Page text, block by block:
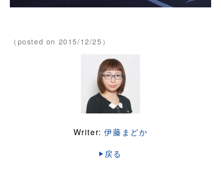
（posted on 2015/12/25）
Writer:伊藤まどか
戻る